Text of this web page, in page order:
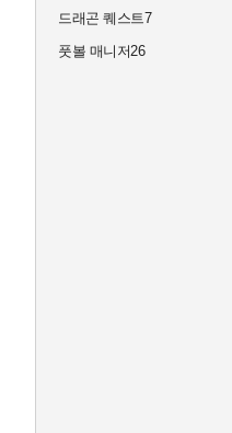
드래곤 퀘스트7
풋볼 매니저26